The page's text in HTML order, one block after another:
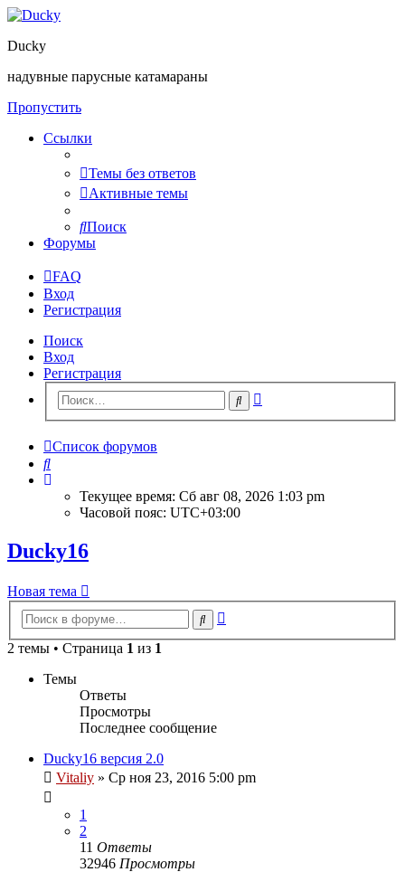
Ducky
надувные парусные катамараны
Пропустить
Ссылки
Темы без ответов
Активные темы
Поиск
Форумы
FAQ
Вход
Регистрация
Поиск
Вход
Регистрация
Поиск
Список форумов
Поиск
Текущее время: Сб авг 08, 2026 1:03 pm
Часовой пояс: UTC+03:00
Ducky16
Новая тема
Поиск
2 темы • Страница 1 из 1
Темы
Ответы
Просмотры
Последнее сообщение
Ducky16 версия 2.0
Vitaliy » Ср ноя 23, 2016 5:00 pm
1
2
11 Ответы
32946 Просмотры